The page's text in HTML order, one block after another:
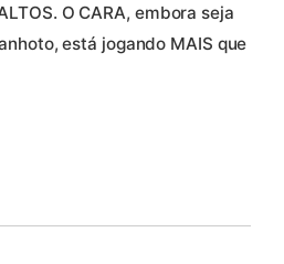
O CARA, embora seja
está jogando MAIS que